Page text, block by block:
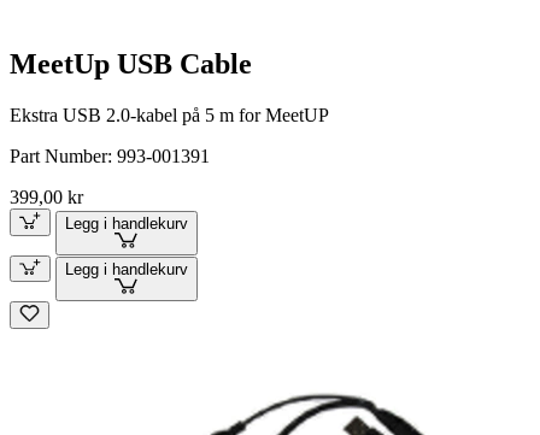
MeetUp USB Cable
Ekstra USB 2.0-kabel på 5 m for MeetUP
Part Number: 993-001391
399,00 kr
Legg i handlekurv
Legg i handlekurv